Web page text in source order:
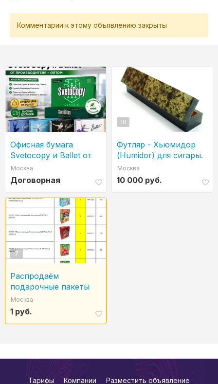
Комментарии к этому объявлению закрыты
Офисная бумага
Svetocopy и Ballet от
производителя - оптом
Москва
Договорная
10
Футляр - Хьюмидор
(Humidor) для сигары.
Вердантит.
Москва
10 000 руб.
7
Распродаём
подарочные пакеты
Москва
1 руб.
Тарифы Компании Разместить объявление